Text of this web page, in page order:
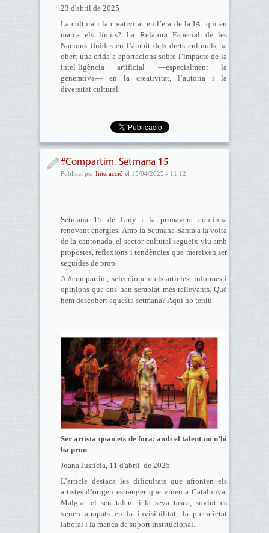
23 d'abril de 2025
La cultura i la creativitat en l’era de la IA: qui en
marca els límits? La Relatora Especial de les
Nacions Unides en l’àmbit dels drets culturals ha
obert una crida a aportacions sobre l’impacte de la
intel·ligència artificial —especialment la
generativa— en la creativitat, l’autoria i la
diversitat cultural.
#Compartim. Setmana 15
Publicat per Interacció el 15/04/2025 - 11:12
Setmana 15 de l'any i la primavera continua
renovant energies. Amb la Setmana Santa a la volta
de la cantonada, el sector cultural segueix viu amb
propostes, reflexions i tendències que mereixen ser
seguides de prop.
A #compartim, seleccionem els articles, informes i
opinions que ens han semblat més rellevants. Què
hem descobert aquesta setmana? Aquí ho teniu.
Ser artista quan ets de fora: amb el talent no n’hi
ha prou
Joana Justícia, 11 d'abril de 2025
L’article destaca les dificultats que afronten els
artistes d’origen estranger que viuen a Catalunya.
Malgrat el seu talent i la seva tasca, sovint es
veuen atrapats en la invisibilitat, la precarietat
laboral i la manca de suport institucional.